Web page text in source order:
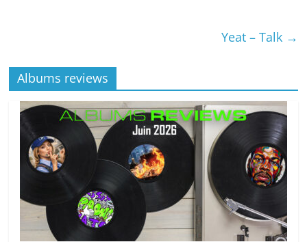
Yeat – Talk →
Albums reviews